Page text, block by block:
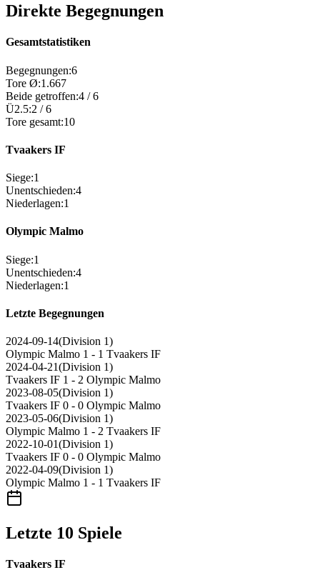
Direkte Begegnungen
Gesamtstatistiken
Begegnungen:6
Tore Ø:1.667
Beide getroffen:4 /6
Ü2.5:2 /6
Tore gesamt:10
Tvaakers IF
Siege:1
Unentschieden:4
Niederlagen:1
Olympic Malmo
Siege:1
Unentschieden:4
Niederlagen:1
Letzte Begegnungen
2024-09-14(Division 1)
Olympic Malmo 1 - 1 Tvaakers IF
2024-04-21(Division 1)
Tvaakers IF 1 - 2 Olympic Malmo
2023-08-05(Division 1)
Tvaakers IF 0 - 0 Olympic Malmo
2023-05-06(Division 1)
Olympic Malmo 1 - 2 Tvaakers IF
2022-10-01(Division 1)
Tvaakers IF 0 - 0 Olympic Malmo
2022-04-09(Division 1)
Olympic Malmo 1 - 1 Tvaakers IF
Letzte 10 Spiele
Tvaakers IF